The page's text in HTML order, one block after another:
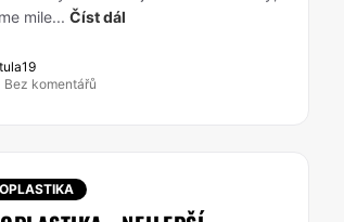
mile... Číst dál
Bez komentářů